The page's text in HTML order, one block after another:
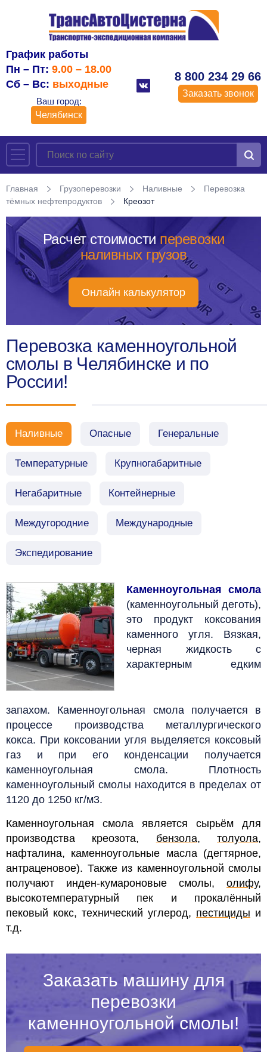
График работы
Пн – Пт: 9.00 – 18.00
Сб – Вс: выходные
Ваш город:
Челябинск
8 800 234 29 66
Заказать звонок
Главная Грузоперевозки Наливные
Перевозка
тёмных нефтепродуктов
Креозот
Расчет стоимости перевозки
наливных грузов
Онлайн калькулятор
Перевозка каменноугольной
смолы в Челябинске и по
России!
Наливные Опасные Генеральные
Температурные Крупногабаритные
Негабаритные Контейнерные
Междугородние Международные
Экспедирование
Каменноугольная смола
(каменноугольный деготь),
это продукт коксования
каменного угля. Вязкая,
черная жидкость с
характерным едким
запахом. Каменноугольная смола получается в
процессе производства металлургического
кокса. При коксовании угля выделяется коксовый
газ и при его конденсации получается
каменноугольная смола. Плотность
каменноугольный смолы находится в пределах от
1120 до 1250 кг/м3.
Каменноугольная смола является сырьём для
производства креозота, бензола,толуола,
нафталина, каменноугольные масла (дегтярное,
антраценовое). Также из каменноугольной смолы
получают инден-кумароновые смолы, олифу,
высокотемпературный пек и прокалённый
пековый кокс, технический углерод, пестициды и
т.д.
Заказать машину для
перевозки
каменноугольной смолы!